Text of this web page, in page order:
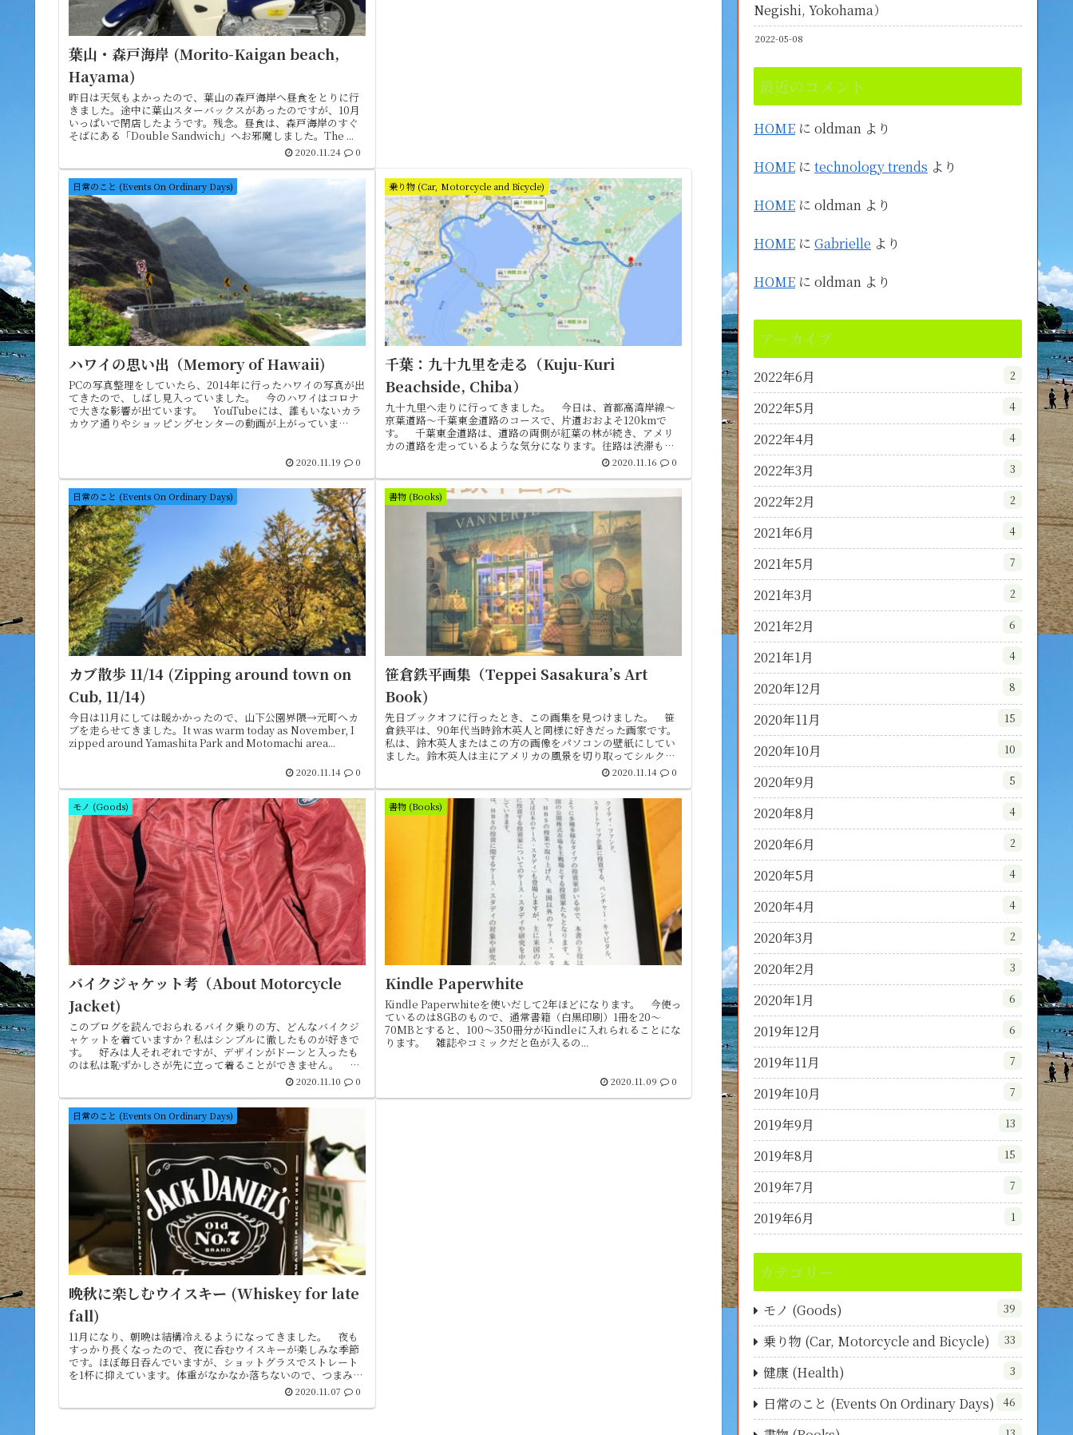
葉山・森戸海岸 (Morito-Kaigan beach,
Hayama)
昨日は天気もよかったので、葉山の森戸海岸へ昼食をとりに行
きました。途中に葉山スターバックスがあったのですが、10月
いっぱいで閉店したようです。残念。昼食は、森戸海岸のすぐ
そばにある「Double Sandwich」へお邪魔しました。The ...
2020.11.24 0
日常のこと (Events On Ordinary Days)
ハワイの思い出（Memory of Hawaii)
PCの写真整理をしていたら、2014年に行ったハワイの写真が出
てきたので、しばし見入っていました。 今のハワイはコロナ
で大きな影響が出ています。 YouTubeには、誰もいないカラ
カウア通りやショッピングセンターの動画が上がっていま
2020.11.19 0
乗り物 (Car, Motorcycle and Bicycle)
千葉：九十九里を走る（Kuju-Kuri
Beachside, Chiba）
九十九里へ走りに行ってきました。 今日は、首都高湾岸線～
京葉道路～千葉東金道路のコースで、片道おおよそ120kmで
す。 千葉東金道路は、道路の両側が紅葉の林が続き、アメリ
カの道路を走っているような気分になります。往路は渋滞もな
2020.11.16 0
日常のこと (Events On Ordinary Days)
カブ散歩 11/14 (Zipping around town on
Cub, 11/14)
今日は11月にしては暖かかったので、山下公園界隈→元町へカ
ブを走らせてきました。It was warm today as November, I
zipped around Yamashita Park and Motomachi area...
2020.11.14 0
書物 (Books)
笹倉鉄平画集（Teppei Sasakura’s Art
Book)
先日ブックオフに行ったとき、この画集を見つけました。 笹
倉鉄平は、90年代当時鈴木英人と同様に好きだった画家です。
私は、鈴木英人またはこの方の画像をパソコンの壁紙にしてい
ました。鈴木英人は主にアメリカの風景を切り取ってシルクス
2020.11.14 0
モノ (Goods)
バイクジャケット考（About Motorcycle
Jacket)
このブログを読んでおられるバイク乗りの方、どんなバイクジ
ャケットを着ていますか？私はシンプルに徹したものが好きで
す。 好みは人それぞれですが、デザインがドーンと入ったも
のは私は恥ずかしさが先に立って着ることができません。
2020.11.10 0
書物 (Books)
Kindle Paperwhite
Kindle Paperwhiteを使いだして2年ほどになります。 今使っ
ているのは8GBのもので、通常書籍（白黒印刷）1冊を20～
70MBとすると、100～350冊分がKindleに入れられることにな
ります。 雑誌やコミックだと色が入るの...
2020.11.09 0
日常のこと (Events On Ordinary Days)
晩秋に楽しむウイスキー (Whiskey for late
fall)
11月になり、朝晩は結構冷えるようになってきました。 夜も
すっかり長くなったので、夜に呑むウイスキーが楽しみな季節
です。ほぼ毎日吞んでいますが、ショットグラスでストレート
を1杯に抑えています。体重がなかなか落ちないので、つまみは
2020.11.07 0
Negishi, Yokohama）
2022-05-08
最近のコメント
HOME に oldman より
HOME に technology trends より
HOME に oldman より
HOME に Gabrielle より
HOME に oldman より
アーカイブ
2022年6月 2
2022年5月 4
2022年4月 4
2022年3月 3
2022年2月 2
2021年6月 4
2021年5月 7
2021年3月 2
2021年2月 6
2021年1月 4
2020年12月 8
2020年11月 15
2020年10月 10
2020年9月 5
2020年8月 4
2020年6月 2
2020年5月 4
2020年4月 4
2020年3月 2
2020年2月 3
2020年1月 6
2019年12月 6
2019年11月 7
2019年10月 7
2019年9月 13
2019年8月 15
2019年7月 7
2019年6月 1
カテゴリー
モノ (Goods) 39
乗り物 (Car, Motorcycle and Bicycle) 33
健康 (Health) 3
日常のこと (Events On Ordinary Days) 46